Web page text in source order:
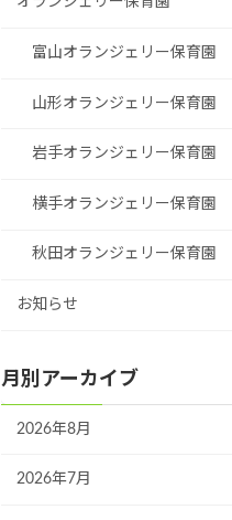
富山オランジェリー保育園
山形オランジェリー保育園
岩手オランジェリー保育園
横手オランジェリー保育園
秋田オランジェリー保育園
お知らせ
月別アーカイブ
2026年8月
2026年7月